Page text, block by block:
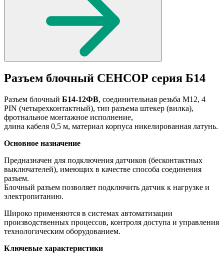
Разъем блочный СЕНСОР серия Б14
Разъем блочный Б14-12ФВ, соединительная резьба М12, 4
PIN (четырехконтактный), тип разъема штекер (вилка),
фротнальное монтажное исполнение,
длина кабеля 0,5 м, материал корпуса никелированная латунь.
Основное назначение
Предназначен для подключения датчиков (бесконтактных
выключателей), имеющих в качестве способа соединения
разъем.
Блочный разъем позволяет подключить датчик к нагрузке и
электропитанию.
Широко применяются в системах автоматизации
производственных процессов, контроля доступа и управления
технологическим оборудованием.
Ключевые характеристики